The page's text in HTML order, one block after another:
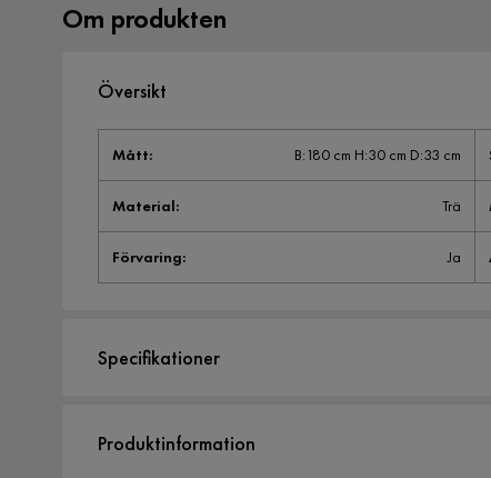
Om produkten
Översikt
Mått: B:180 cm H:30 cm D:33 cm
Material: Trä
Förvaring: Ja
Specifikationer
Storlek
Produktinformation